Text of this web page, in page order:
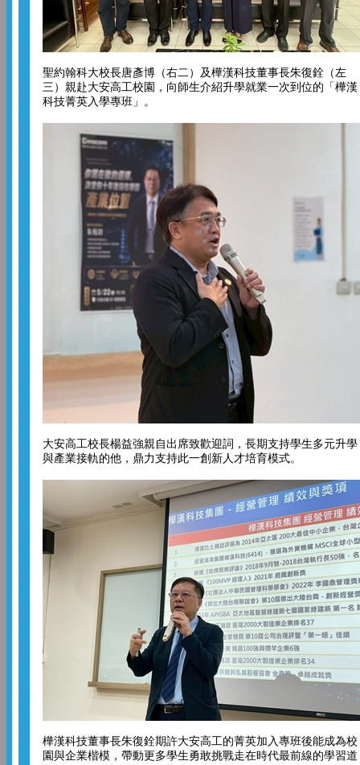
聖約翰科大校長唐彥博（右二）及樺漢科技董事長朱復銓（左
三）親赴大安高工校園，向師生介紹升學就業一次到位的「樺漢
科技菁英入學專班」。
大安高工校長楊益強親自出席致歡迎詞，長期支持學生多元升學
與產業接軌的他，鼎力支持此一創新人才培育模式。
樺漢科技董事長朱復銓期許大安高工的菁英加入專班後能成為校
園與企業楷模，帶動更多學生勇敢挑戰走在時代最前線的學習道